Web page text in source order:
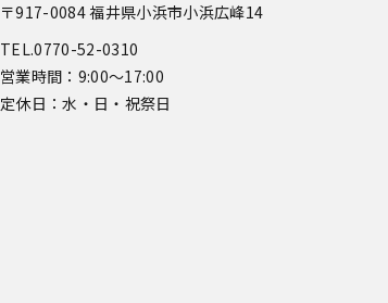
〒917-0084 福井県小浜市小浜広峰14
TEL.0770-52-0310
営業時間：9:00～17:00
定休日：水・日・祝祭日